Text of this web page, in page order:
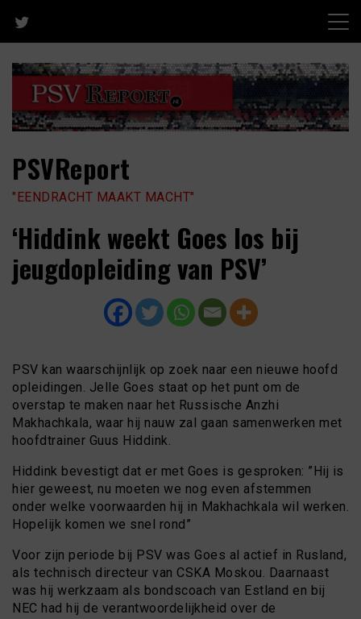
content
PSVReport
"EENDRACHT MAAKT MACHT"
‘Hiddink weekt Goes los bij
jeugdopleiding van PSV’
PSV kan waarschijnlijk op zoek naar een nieuwe hoofd
opleidingen. Jelle Goes staat op het punt om de
overstap te maken naar het Russische Anzhi
Makhachkala, waar hij nauw zal gaan samenwerken met
hoofdtrainer Guus Hiddink.
Hiddink bevestigt dat er met Goes is gesproken: ”Hij is
hier geweest, nu moeten we nog even afstemmen
onder welke voorwaarden hij in Makhachkala wil werken.
Hopelijk komen we snel rond”
Voor zijn periode bij PSV was Goes al actief in Rusland,
als technisch directeur van CSKA Moskou. Daarnaast
was hij werkzaam als bondscoach van Estland en bij
NEC had hij de verantwoordelijkheid over de